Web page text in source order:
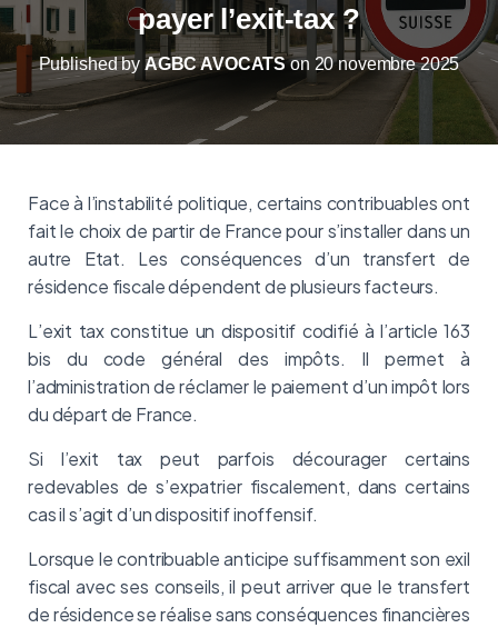
payer l’exit-tax ?
Published by AGBC AVOCATSon 20 novembre 2025
Face à l’instabilité politique, certains contribuables ont
fait le choix de partir de France pour s’installer dans un
autre Etat. Les conséquences d’un transfert de
résidence fiscale dépendent de plusieurs facteurs.
L’exit tax constitue un dispositif codifié à l’article 163
bis du code général des impôts. Il permet à
l’administration de réclamer le paiement d’un impôt lors
du départ de France.
Si l’exit tax peut parfois décourager certains
redevables de s’expatrier fiscalement, dans certains
cas il s’agit d’un dispositif inoffensif.
Lorsque le contribuable anticipe suffisamment son exil
fiscal avec ses conseils, il peut arriver que le transfert
de résidence se réalise sans conséquences financières